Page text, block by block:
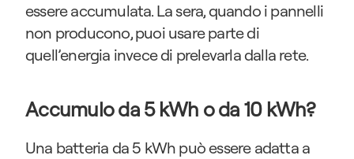
essere accumulata. La sera, quando i pannelli
non producono, puoi usare parte di
quell’energia invece di prelevarla dalla rete.
Accumulo da 5 kWh o da 10 kWh?
Una batteria da 5 kWh può essere adatta a